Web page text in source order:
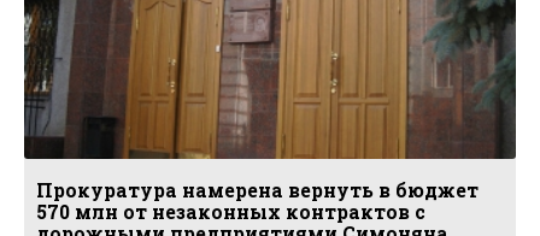
Прокуратура намерена вернуть в бюджет
570 млн от незаконных контрактов с